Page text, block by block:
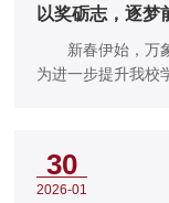
以奖砺志，逐梦
+期末考表彰大会
新春伊始，万象
为进一步提升我校
30
2026-01